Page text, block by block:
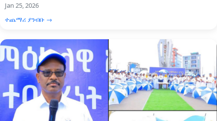
Jan 25, 2026
ተጨማሪ ያንብቡ →